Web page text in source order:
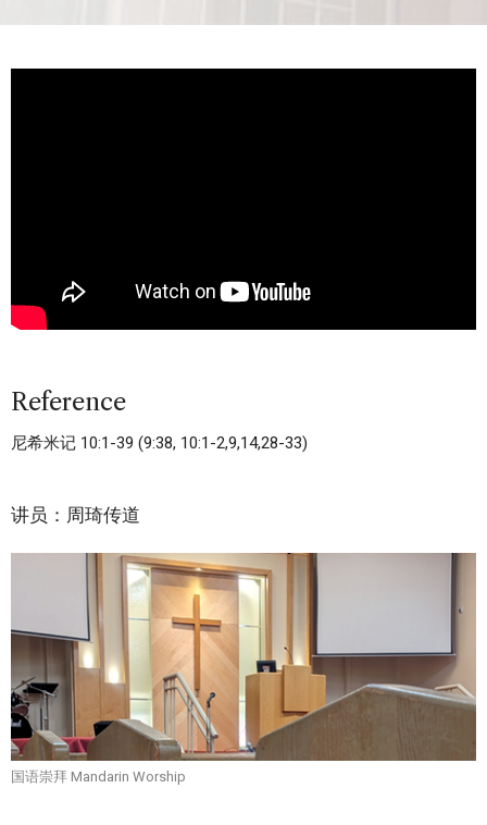
Reference
尼希米记 10:1-39 (9:38, 10:1-2,9,14,28-33)
讲员：周琦传道
国语崇拜 Mandarin Worship